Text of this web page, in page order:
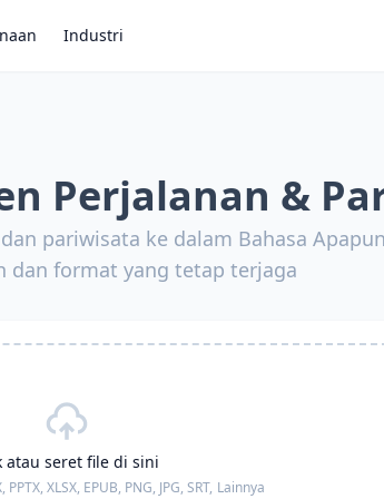
Industri
Perjalanan &
pariwisata ke dalam Bahasa
dan format yang tetap terjaga
atau seret file di sini
PPTX, XLSX, EPUB, PNG, JPG, SRT, Lainnya